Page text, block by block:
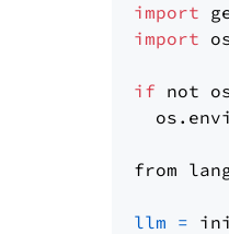
import
import
if not
from
llm =